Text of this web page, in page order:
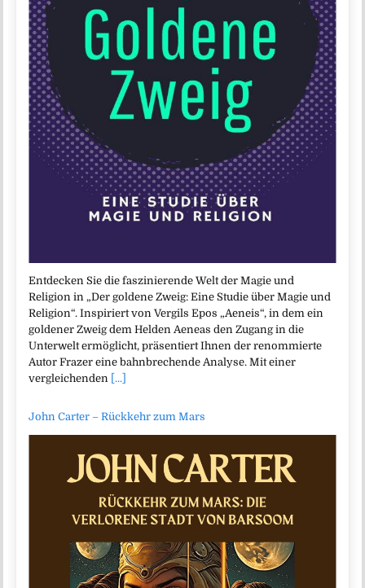
Entdecken Sie die faszinierende Welt der Magie und
Religion in „Der goldene Zweig: Eine Studie über Magie und
Religion“. Inspiriert von Vergils Epos „Aeneis“, in dem ein
goldener Zweig dem Helden Aeneas den Zugang in die
Unterwelt ermöglicht, präsentiert Ihnen der renommierte
Autor Frazer eine bahnbrechende Analyse. Mit einer
vergleichenden [...]
John Carter – Rückkehr zum Mars